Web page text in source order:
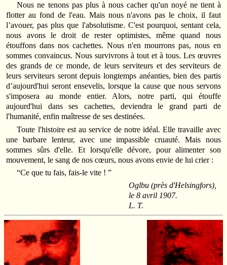
Nous ne tenons pas plus à nous cacher qu'un noyé ne tient à
flotter au fond de l'eau. Mais nous n'avons pas le choix, il faut
l’avouer, pas plus que l'absolutisme. C'est pourquoi, sentant cela,
nous avons le droit de rester optimistes, même quand nous
étouffons dans nos cachettes. Nous n'en mourrons pas, nous en
sommes convaincus. Nous survivrons à tout et à tous. Les œuvres
des grands de ce monde, de leurs serviteurs et des serviteurs de
leurs serviteurs seront depuis longtemps anéanties, bien des partis
d’aujourd'hui seront ensevelis, lorsque la cause que nous servons
s'imposera au monde entier. Alors, notre parti, qui étouffe
aujourd'hui dans ses cachettes, deviendra le grand parti de
l'humanité, enfin maîtresse de ses destinées.
Toute l'histoire est au service de notre idéal. Elle travaille avec
une barbare lenteur, avec une impassible cruauté. Mais nous
sommes sûrs d'elle. Et lorsqu'elle dévore, pour alimenter son
mouvement, le sang de nos cœurs, nous avons envie de lui crier :
“Ce que tu fais, fais‑le vite ! ”
Oglbu (près d'Helsingfors),
le 8 avril 1907.
L. T.